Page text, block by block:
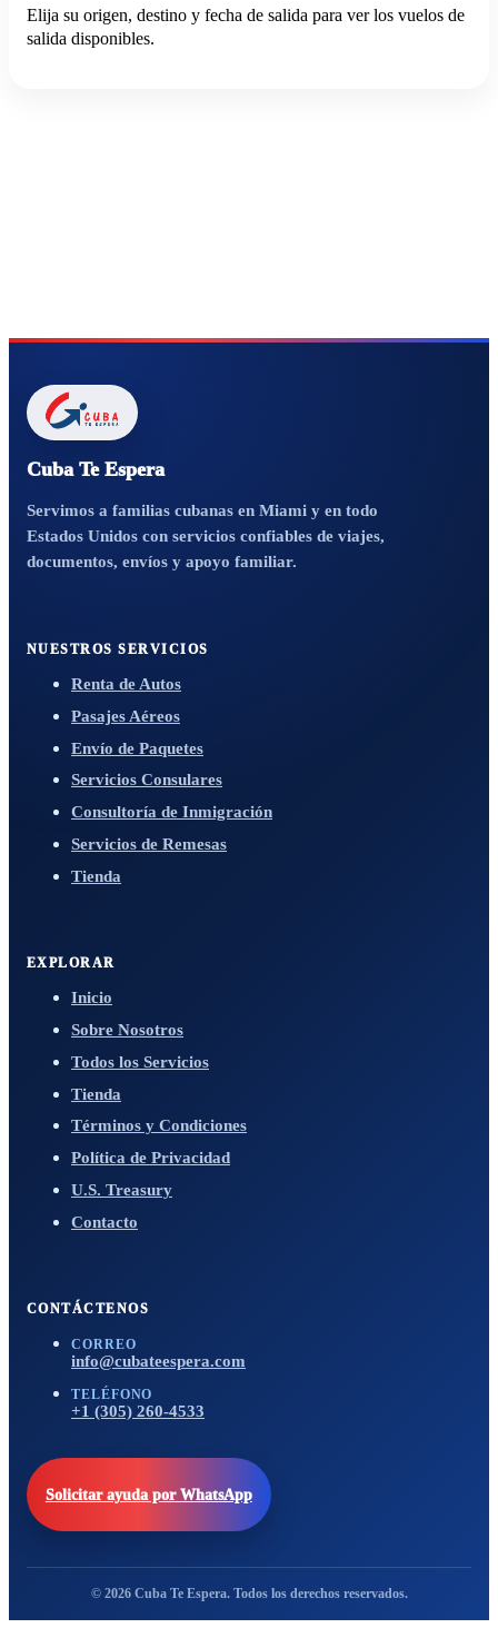
Elija su origen, destino y fecha de salida para ver los vuelos de
salida disponibles.
Cuba Te Espera
Servimos a familias cubanas en Miami y en todo
Estados Unidos con servicios confiables de viajes,
documentos, envíos y apoyo familiar.
NUESTROS SERVICIOS
Renta de Autos
Pasajes Aéreos
Envío de Paquetes
Servicios Consulares
Consultoría de Inmigración
Servicios de Remesas
Tienda
EXPLORAR
Inicio
Sobre Nosotros
Todos los Servicios
Tienda
Términos y Condiciones
Política de Privacidad
U.S. Treasury
Contacto
CONTÁCTENOS
CORREO
info@cubateespera.com
TELÉFONO
+1 (305) 260-4533
Solicitar ayuda por WhatsApp
© 2026 Cuba Te Espera. Todos los derechos reservados.